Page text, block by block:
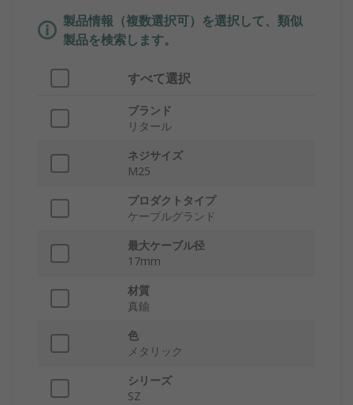
製品情報（複数選択可）を選択して、類似
製品を検索します。
すべて選択
ブランド
リタール
ネジサイズ
M25
プロダクトタイプ
ケーブルグランド
最大ケーブル径
17mm
材質
真鍮
色
メタリック
シリーズ
SZ